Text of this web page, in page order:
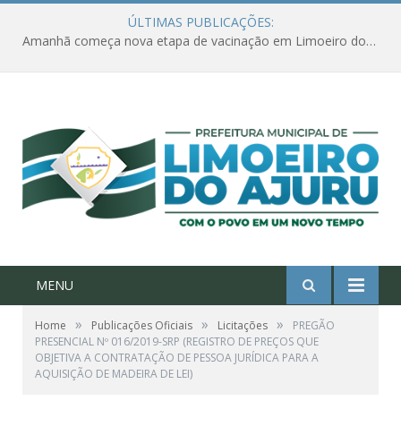
ÚLTIMAS PUBLICAÇÕES:
Amanhã começa nova etapa de vacinação em Limoeiro do Ajuru para idosos com 65 ou mais
MENU
Home » Publicações Oficiais » Licitações »
PREGÃO
PRESENCIAL Nº 016/2019-SRP (REGISTRO DE PREÇOS QUE
OBJETIVA A CONTRATAÇÃO DE PESSOA JURÍDICA PARA A
AQUISIÇÃO DE MADEIRA DE LEI)